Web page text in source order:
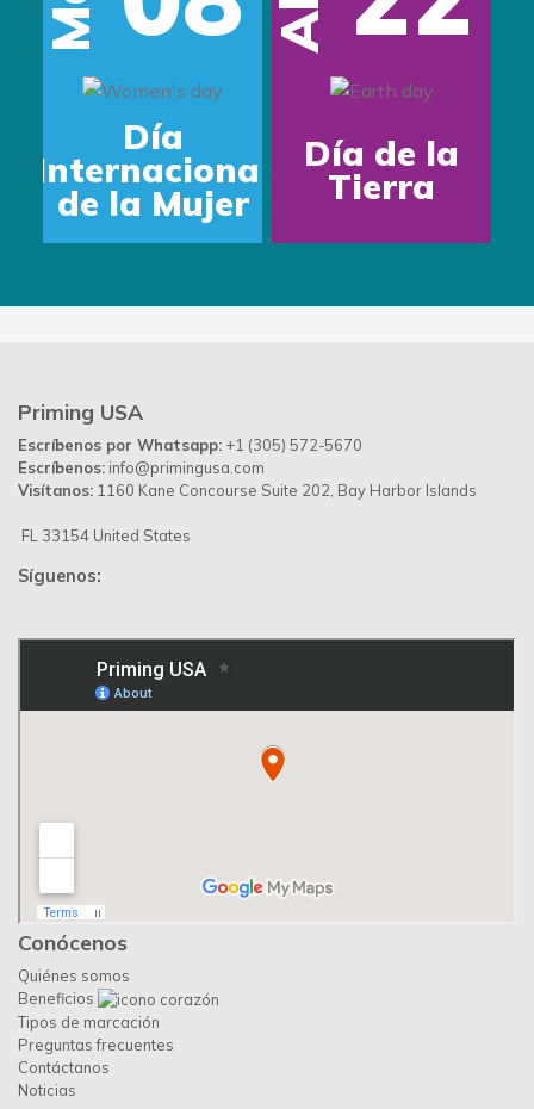
Día
Internacional
de la Mujer
Día de la
Tierra
Priming USA
Escríbenos por Whatsapp: +1 (305) 572-5670
Escríbenos: info@primingusa.com
Visítanos: 1160 Kane Concourse Suite 202, Bay Harbor Islands
FL 33154 United States
Síguenos:
Conócenos
Quiénes somos
Beneficios
Tipos de marcación
Preguntas frecuentes
Contáctanos
Noticias